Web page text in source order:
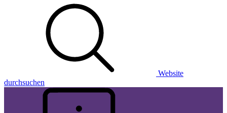
Website
durchsuchen